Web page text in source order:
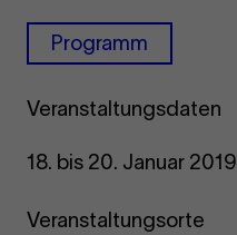
Programm
Veranstaltungsdaten
18. bis 20. Januar 2019
Veranstaltungsorte